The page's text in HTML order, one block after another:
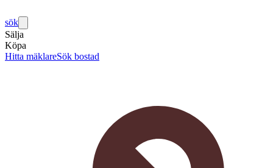
sök
Sälja
Köpa
Hitta mäklareSök bostad